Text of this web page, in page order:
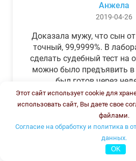
Анжела
2019-04-26
Доказала мужу, что сын от
точный, 99,9999%. В
сделать судебный тест на
можно было предъявить в
был готов через
обещали.Теперь муж
Этот сайт использует cookie для
использовать сайт, Вы даете свое
файлами.
Согласие на обработку и политика в
данных.
OK